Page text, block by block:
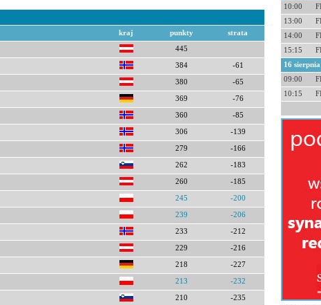
kraj punkty strata
445
384 -61
380 -65
369 -76
360 -85
306 -139
279 -166
262 -183
260 -185
245 -200
239 -206
233 -212
229 -216
218 -227
213 -232
210 -235
10:00
13:00
14:00
15:15
16
09:00
10:15